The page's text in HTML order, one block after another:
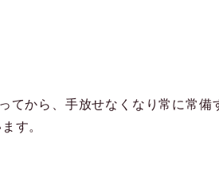
てから、手放せなくなり常に常備
す。